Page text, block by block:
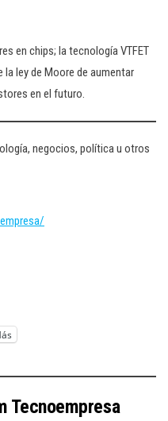
en chips; la tecnología VTFET
la ley de Moore de aumentar
en el futuro.
negocios, política u otros
Tecnoempresa